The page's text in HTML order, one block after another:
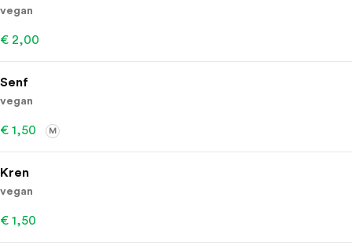
vegan
€ 2,00
Senf
vegan
€ 1,50 M
Kren
vegan
€ 1,50